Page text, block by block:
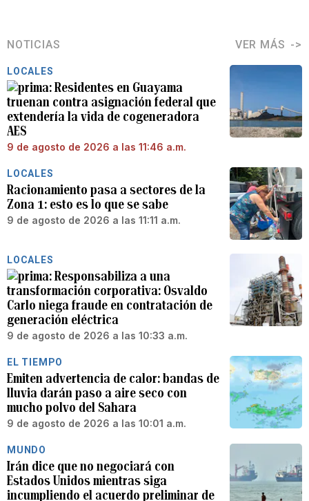
NOTICIAS VER MÁS
LOCALES
Residentes en Guayama
truenan contra asignación federal que
extendería la vida de cogeneradora
AES
9 de agosto de 2026 a las 11:46 a.m.
LOCALES
Racionamiento pasa a sectores de la
Zona 1: esto es lo que se sabe
9 de agosto de 2026 a las 11:11 a.m.
LOCALES
Responsabiliza a una
transformación corporativa: Osvaldo
Carlo niega fraude en contratación de
generación eléctrica
9 de agosto de 2026 a las 10:33 a.m.
EL TIEMPO
Emiten advertencia de calor: bandas de
lluvia darán paso a aire seco con
mucho polvo del Sahara
9 de agosto de 2026 a las 10:01 a.m.
MUNDO
Irán dice que no negociará con
Estados Unidos mientras siga
incumpliendo el acuerdo preliminar de